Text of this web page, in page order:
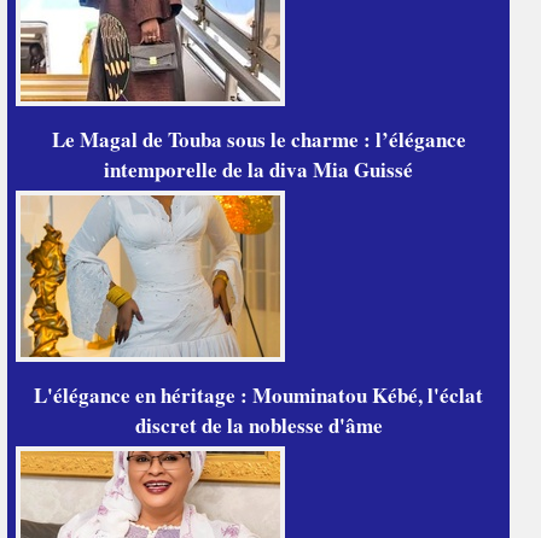
Le Magal de Touba sous le charme : l’élégance
intemporelle de la diva Mia Guissé
L'élégance en héritage : Mouminatou Kébé, l'éclat
discret de la noblesse d'âme